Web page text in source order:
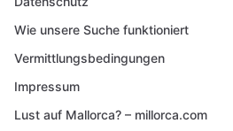
Wie unsere Suche funktioniert
Vermittlungsbedingungen
Impressum
Lust auf Mallorca? – millorca.com